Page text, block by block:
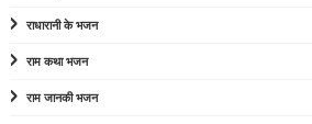
राधारानी के भजन
राम कथा भजन
राम जानकी भजन